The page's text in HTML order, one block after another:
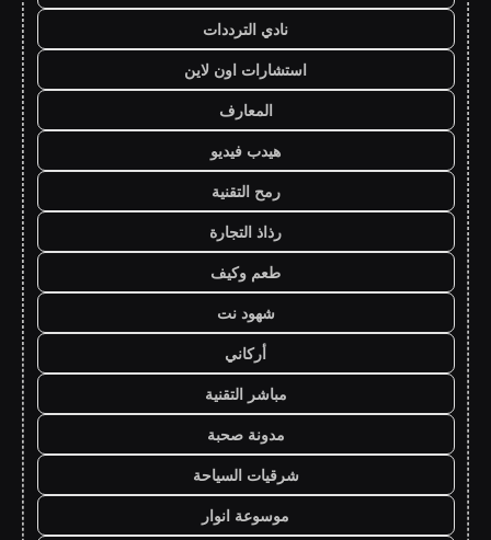
نادي الترددات
استشارات اون لاين
المعارف
هيدب فيديو
رمح التقنية
رذاذ التجارة
طعم وكيف
شهود نت
أركاني
مباشر التقنية
مدونة صحبة
شرقيات السياحة
موسوعة انوار